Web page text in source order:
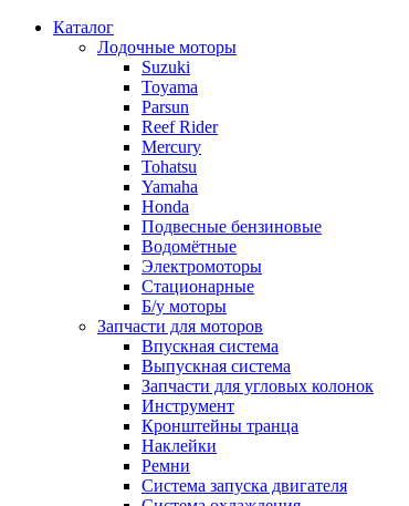
Каталог
Лодочные моторы
Suzuki
Toyama
Parsun
Reef Rider
Mercury
Tohatsu
Yamaha
Honda
Подвесные бензиновые
Водомётные
Электромоторы
Стационарные
Б/у моторы
Запчасти для моторов
Впускная система
Выпускная система
Запчасти для угловых колонок
Инструмент
Кронштейны транца
Наклейки
Ремни
Система запуска двигателя